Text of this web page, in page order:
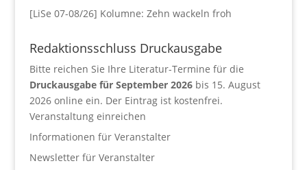
[LiSe 07-08/26] Kolumne: Zehn wackeln froh
Redaktionsschluss Druckausgabe
Bitte reichen Sie Ihre Literatur-Termine für die
Druckausgabe für September 2026bis 15. August
2026 online ein. Der Eintrag ist kostenfrei.
Veranstaltung einreichen
Informationen für Veranstalter
Newsletter für Veranstalter